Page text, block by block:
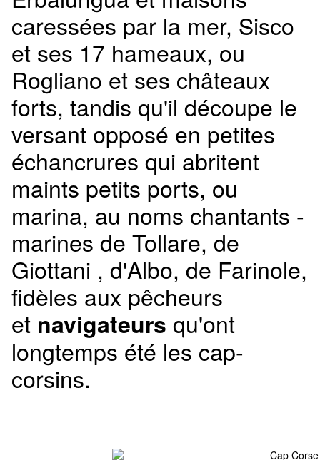
caressées par la mer, Sisco
et ses 17 hameaux, ou
Rogliano et ses châteaux
forts, tandis qu'il découpe le
versant opposé en petites
échancrures qui abritent
maints petits ports, ou
marina, au noms chantants -
marines de Tollare, de
Giottani , d'Albo, de Farinole,
fidèles aux pêcheurs
et navigateurs qu'ont
longtemps été les cap-
corsins.